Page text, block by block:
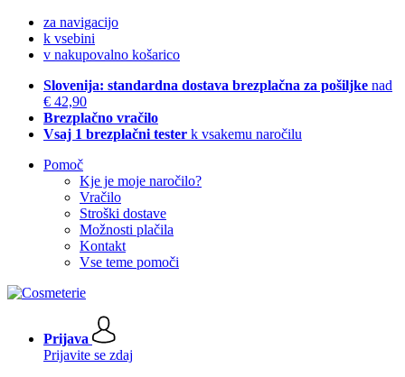
za navigacijo
k vsebini
v nakupovalno košarico
Slovenija: standardna dostava brezplačna za pošiljke nad
€ 42,90
Brezplačno vračilo
Vsaj 1 brezplačni tester k vsakemu naročilu
Pomoč
Kje je moje naročilo?
Vračilo
Stroški dostave
Možnosti plačila
Kontakt
Vse teme pomoči
Prijava
Prijavite se zdaj